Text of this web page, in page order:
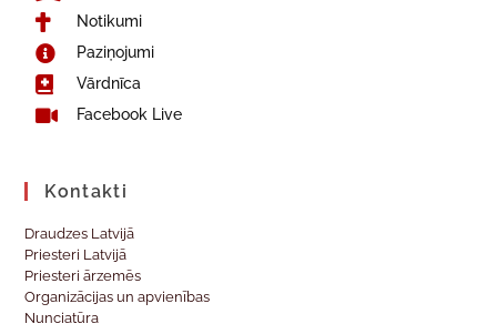
Notikumi
Paziņojumi
Vārdnīca
Facebook Live
Kontakti
Draudzes Latvijā
Priesteri Latvijā
Priesteri ārzemēs
Organizācijas un apvienības
Nunciatūra